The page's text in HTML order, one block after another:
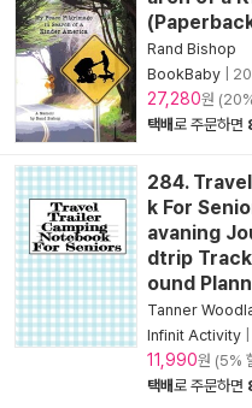
Rand Bishop
BookBaby
27,280원
택배로 주문하면
284.
k For
avaning
dtrip
ound
Tanner
Infinit Activity
11,990원 (5%
택배로 주문하면